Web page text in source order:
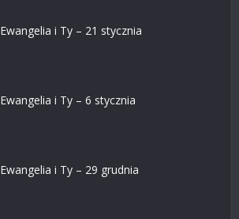
Ewangelia i Ty – 21 stycznia
Ewangelia i Ty – 6 stycznia
Ewangelia i Ty – 29 grudnia